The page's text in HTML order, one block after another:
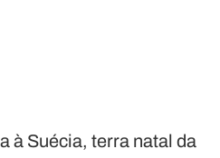
à Suécia, terra natal da